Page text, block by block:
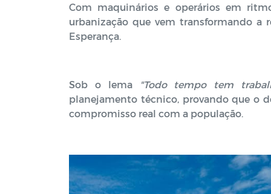
Com maquinários e operários em
urbanização que vem transformando a
Esperança.
Sob o lema "Todo tempo tem
planejamento técnico, provando que o
compromisso real com a população.